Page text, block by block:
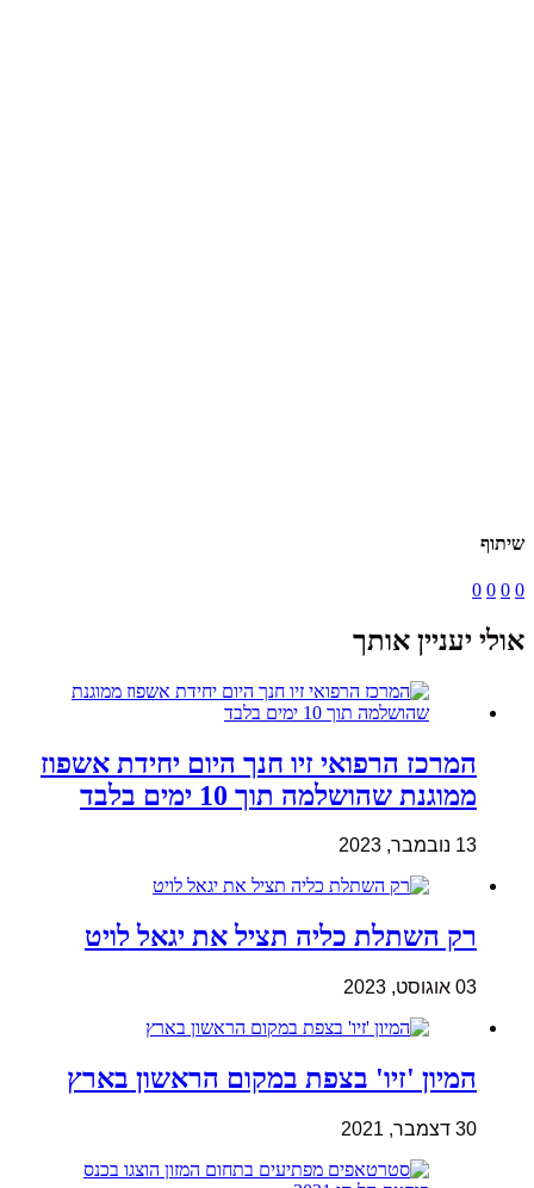
שיתוף
0
0
0
0
אולי יעניין אותך
המרכז הרפואי זיו חנך היום יחידת אשפוז
ממוגנת שהושלמה תוך 10 ימים בלבד
13 נובמבר, 2023
רק השתלת כליה תציל את יגאל לויט
03 אוגוסט, 2023
המיון 'זיו' בצפת במקום הראשון בארץ
30 דצמבר, 2021